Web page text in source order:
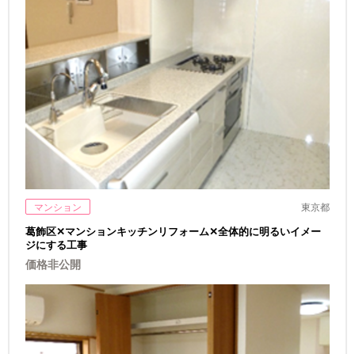
マンション 東京都
葛飾区✕マンションキッチンリフォーム✕全体的に明るいイメー
ジにする工事
価格非公開